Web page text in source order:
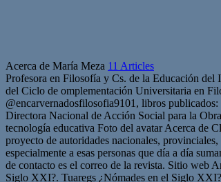
Acerca de María Meza 11 Articles
Profesora en Filosofía y Cs. de la Educación del
del Ciclo de omplementación Universitaria en
@encarvernadosfilosofia9101, libros
Directora Nacional de Acción Social para la
tecnología educativa Foto del avatar Acerca de
proyecto de autoridades nacionales,
especialmente a esas personas que día a día
de contacto es el correo de la revista. Sitio web
Siglo XXI?. Tuaregs ¿Nómades en el Siglo